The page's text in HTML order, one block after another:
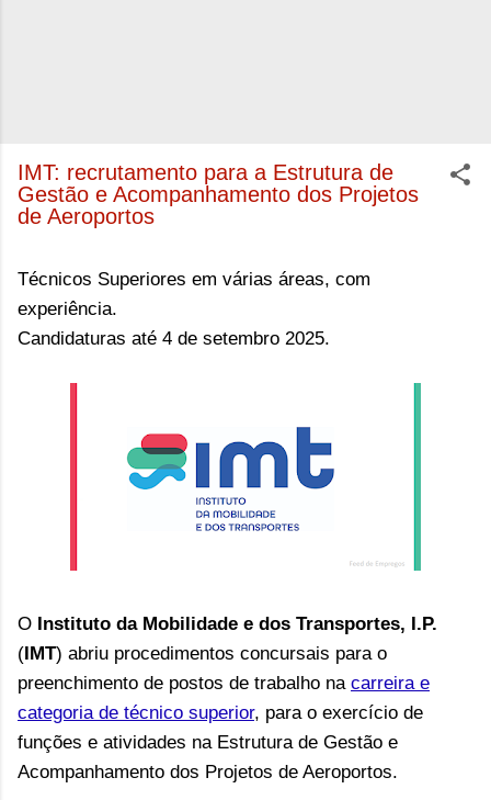
IMT: recrutamento para a Estrutura de
Gestão e Acompanhamento dos Projetos
de Aeroportos
Técnicos Superiores em várias áreas, com
experiência.
Candidaturas até 4 de setembro 2025.
O Instituto da Mobilidade e dos Transportes, I.P.
(IMT) abriu procedimentos concursais para o
preenchimento de postos de trabalho na carreira e
categoria de técnico superior, para o exercício de
funções e atividades na Estrutura de Gestão e
Acompanhamento dos Projetos de Aeroportos.